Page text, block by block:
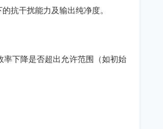
抗干扰能力及输出纯净度。
下降是否超出允许范围（如初始